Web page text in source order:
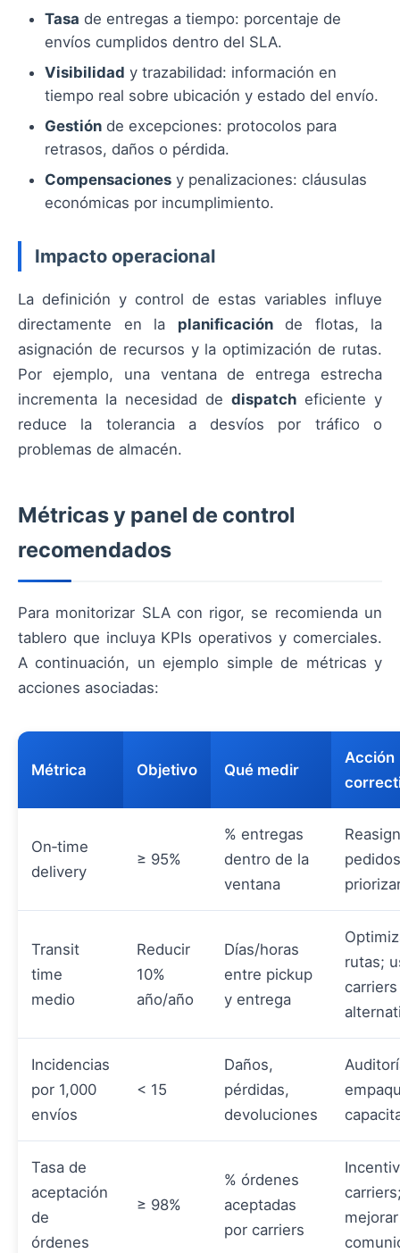
Tasa de entregas a tiempo: porcentaje de
envíos cumplidos dentro del SLA.
Visibilidad y trazabilidad: información en
tiempo real sobre ubicación y estado del envío.
Gestión de excepciones: protocolos para
retrasos, daños o pérdida.
Compensaciones y penalizaciones: cláusulas
económicas por incumplimiento.
Impacto operacional
La definición y control de estas variables influye
directamente en la planificaciónde flotas, la
asignación de recursos y la optimización de rutas.
Por ejemplo, una ventana de entrega estrecha
incrementa la necesidad de dispatch eficiente y
reduce la tolerancia a desvíos por tráfico o
problemas de almacén.
Métricas y panel de control
recomendados
Para monitorizar SLA con rigor, se recomienda un
tablero que incluya KPIs operativos y comerciales.
A continuación, un ejemplo simple de métricas y
acciones asociadas:
Métrica Objetivo Qué medir
Acción
On‑time
delivery
≥ 95%
% entregas
dentro de la
ventana
Transit
time
medio
Reducir
10%
año/año
Días/horas
entre pickup
y entrega
rutas;
carriers
Incidencias
por 1,000
envíos
< 15
Daños,
pérdidas,
devoluciones
Tasa de
aceptación
de
órdenes
≥ 98%
% órdenes
aceptadas
por carriers
mejorar